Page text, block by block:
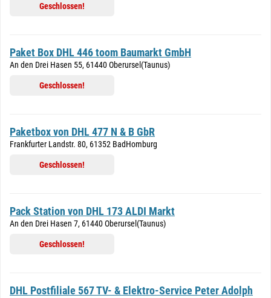
Geschlossen!
Paket Box DHL 446 toom Baumarkt GmbH
An den Drei Hasen 55, 61440 Oberursel(Taunus)
Geschlossen!
Paketbox von DHL 477 N & B GbR
Frankfurter Landstr. 80, 61352 BadHomburg
Geschlossen!
Pack Station von DHL 173 ALDI Markt
An den Drei Hasen 7, 61440 Oberursel(Taunus)
Geschlossen!
DHL Postfiliale 567 TV- & Elektro-Service Peter Adolph